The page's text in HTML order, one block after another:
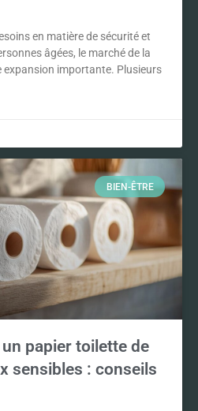
en matière de sécurité et
âgées, le marché de la
importante. Plusieurs
BIEN-ÊTRE
papier toilette de
sensibles : conseils